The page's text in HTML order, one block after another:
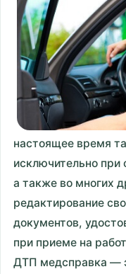
настоящее время
исключительно при
а также во многих
редактирование
документов,
при приеме на
ДТП медсправка —